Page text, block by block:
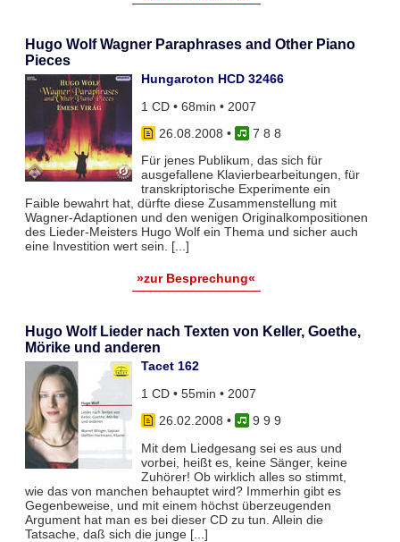
Hugo Wolf Wagner Paraphrases and Other Piano
Pieces
Hungaroton HCD 32466
1 CD • 68min • 2007
26.08.2008 •
7 8 8
Für jenes Publikum, das sich für
ausgefallene Klavierbearbeitungen, für
transkriptorische Experimente ein
Faible bewahrt hat, dürfte diese Zusammenstellung mit
Wagner-Adaptionen und den wenigen Originalkompositionen
des Lieder-Meisters Hugo Wolf ein Thema und sicher auch
eine Investition wert sein. [...]
»zur Besprechung«
Hugo Wolf Lieder nach Texten von Keller, Goethe,
Mörike und anderen
Tacet 162
1 CD • 55min • 2007
26.02.2008 •
9 9 9
Mit dem Liedgesang sei es aus und
vorbei, heißt es, keine Sänger, keine
Zuhörer! Ob wirklich alles so stimmt,
wie das von manchen behauptet wird? Immerhin gibt es
Gegenbeweise, und mit einem höchst überzeugenden
Argument hat man es bei dieser CD zu tun. Allein die
Tatsache, daß sich die junge [...]